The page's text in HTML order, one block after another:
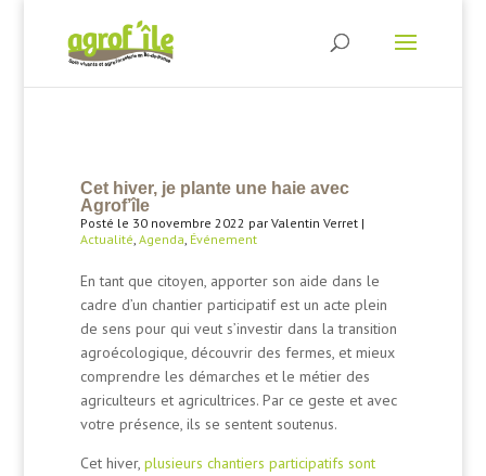
Cet hiver, je plante une haie avec
Agrof’île
Posté le 30 novembre 2022 par Valentin Verret |
Actualité,Agenda, Événement
En tant que citoyen, apporter son aide dans le
cadre d’un chantier participatif est un acte plein
de sens pour qui veut s’investir dans la transition
agroécologique, découvrir des fermes, et mieux
comprendre les démarches et le métier des
agriculteurs et agricultrices. Par ce geste et avec
votre présence, ils se sentent soutenus.
Cet hiver,plusieurs chantiers participatifs sont